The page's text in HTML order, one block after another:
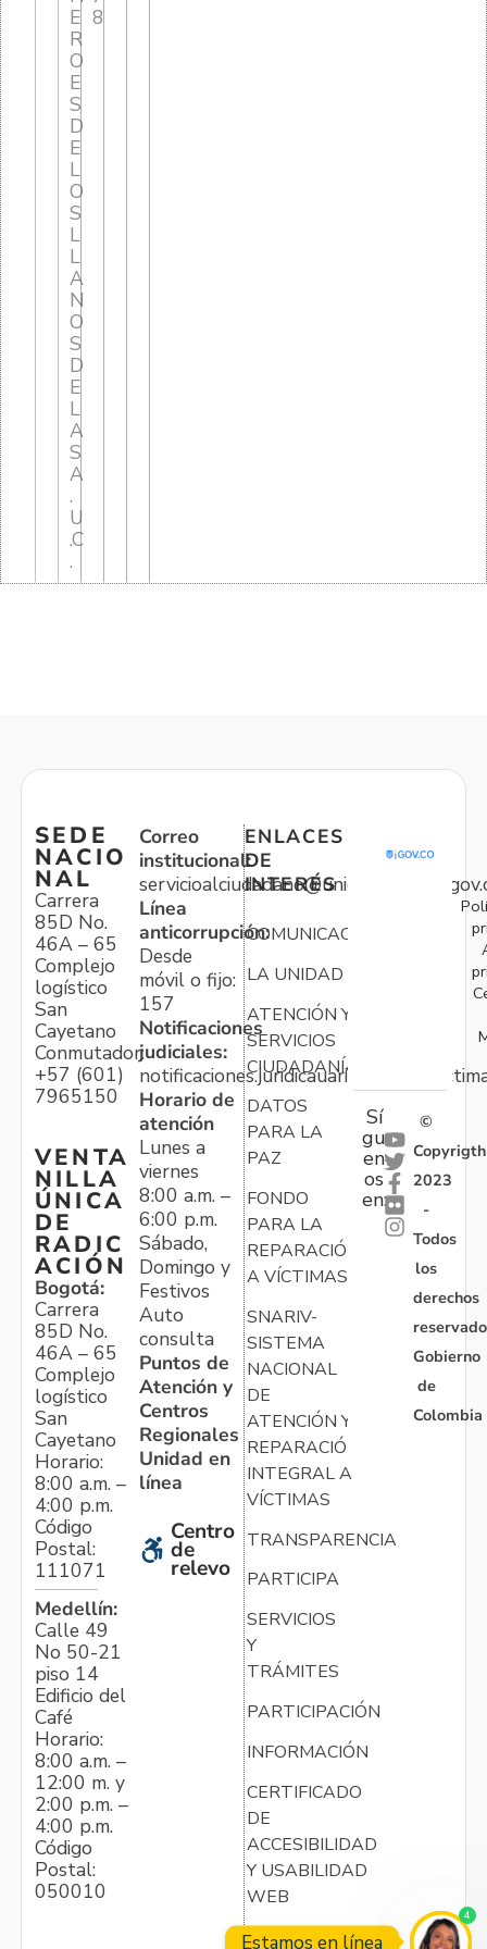
E
R
O
E
S
D
E
L
O
S
L
L
A
N
O
S
D
E
L
A
S
A
.
U
.C
.
8
SEDE
NACIO
NAL
Carrera
85D No.
46A – 65
Complejo
logístico
San
Cayetano
Conmutador:
+57 (601)
7965150
VENTA
NILLA
ÚNICA
DE
RADIC
ACIÓN
Bogotá:
Carrera
85D No.
46A – 65
Complejo
logístico
San
Cayetano
Horario:
8:00 a.m. –
4:00 p.m.
Código
Postal:
111071
Medellín:
Calle 49
No 50-21
piso 14
Edificio del
Café
Horario:
8:00 a.m. –
12:00 m. y
2:00 p.m. –
4:00 p.m.
Código
Postal:
050010
Correo
institucional:
Línea
anticorrupción:
Desde
móvil o fijo:
157
Notificaciones
judiciales:
Horario de
atención
Lunes a
viernes
8:00 a.m. –
6:00 p.m.
Sábado,
Domingo y
Festivos
Auto
consulta
Puntos de
Atención y
Centros
Regionales
Unidad en
línea
Centro
de
relevo
ENLACES
DE
INTERÉS
COMUNICACIONES
LA UNIDAD
ATENCIÓN Y
SERVICIOS
CIUDADANÍA
DATOS
PARA LA
PAZ
FONDO
PARA LA
REPARACIÓN
A VÍCTIMAS
SNARIV-
SISTEMA
NACIONAL
DE
ATENCIÓN Y
REPARACIÓN
INTEGRAL A
VÍCTIMAS
TRANSPARENCIA
PARTICIPA
SERVICIOS
Y
TRÁMITES
PARTICIPACIÓN
INFORMACIÓN
CERTIFICADO
DE
ACCESIBILIDAD
Y USABILIDAD
WEB
Sí
gu
en
os
en:
©
Copyrigth
2023
-
Todos
los
derechos
Gobierno
de
Colombia
Estamos en línea
4